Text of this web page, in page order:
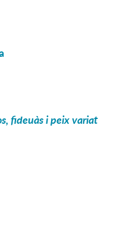
fideuàs i peix variat